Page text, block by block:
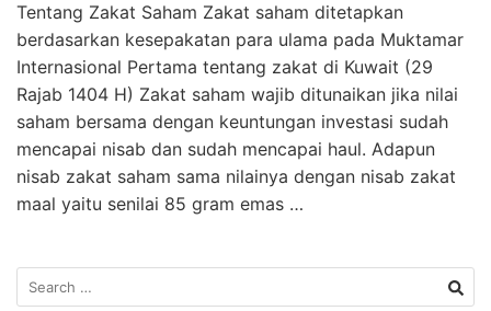
Tentang Zakat Saham Zakat saham ditetapkan
berdasarkan kesepakatan para ulama pada Muktamar
Internasional Pertama tentang zakat di Kuwait (29
Rajab 1404 H) Zakat saham wajib ditunaikan jika nilai
saham bersama dengan keuntungan investasi sudah
mencapai nisab dan sudah mencapai haul. Adapun
nisab zakat saham sama nilainya dengan nisab zakat
maal yaitu senilai 85 gram emas …